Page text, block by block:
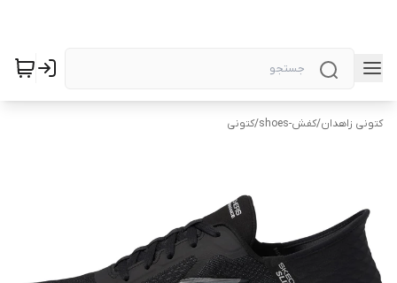
کتونی زاهدان/کفش-shoes /کتونی